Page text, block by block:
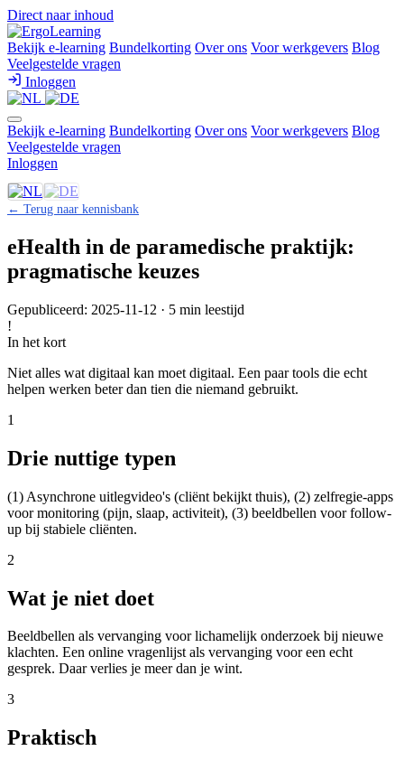
Direct naar inhoud
Bekijk e-learning Bundelkorting Over ons Voor werkgevers Blog
Veelgestelde vragen
Inloggen
Bekijk e-learning Bundelkorting Over ons Voor werkgevers Blog
Veelgestelde vragen
Inloggen
← Terug naar kennisbank
eHealth in de paramedische praktijk:
pragmatische keuzes
Gepubliceerd: 2025-11-12 · 5 min leestijd
!
In het kort
Niet alles wat digitaal kan moet digitaal. Een paar tools die echt
helpen werken beter dan tien die niemand gebruikt.
1
Drie nuttige typen
(1) Asynchrone uitlegvideo's (cliënt bekijkt thuis), (2) zelfregie-apps
voor monitoring (pijn, slaap, activiteit), (3) beeldbellen voor follow-
up bij stabiele cliënten.
2
Wat je niet doet
Beeldbellen als vervanging voor lichamelijk onderzoek bij nieuwe
klachten. Een online vragenlijst als vervanging voor een echt
gesprek. Daar verlies je meer dan je wint.
3
Praktisch